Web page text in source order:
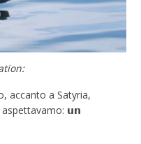
accanto a Satyria,
aspettavamo: 𝘂𝗻